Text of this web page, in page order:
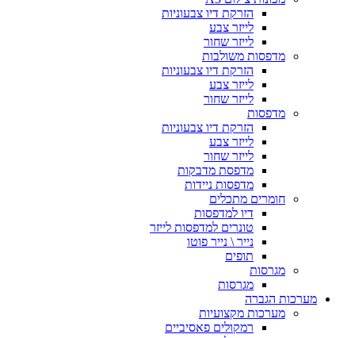
הזרקת דיו צבעוניות
לייזר צבע
לייזר שחור
מדפסות משולבות
הזרקת דיו צבעוניות
לייזר צבע
לייזר שחור
מדפסות
הזרקת דיו צבעוניות
לייזר צבע
לייזר שחור
מדפסת מדבקות
מדפסות ניידות
חומרים מתכלים
דיו למדפסות
טונרים למדפסות לייזר
נייר \ נייר פוטו
תופים
מגרסות
מגרסות
הגברה
מערכות מקצועיות
רמקולים פאסיביים